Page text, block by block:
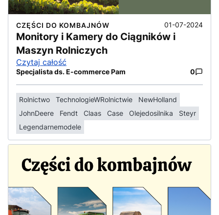
CZĘŚCI DO KOMBAJNÓW 01-07-2024
Monitory i Kamery do Ciągników i
Maszyn Rolniczych
Czytaj całość
Specjalista ds. E-commerce Pam 0
Rolnictwo TechnologieWRolnictwie
NewHolland
JohnDeere
Fendt Claas Case Olejedosilnika
Steyr
Legendarnemodele